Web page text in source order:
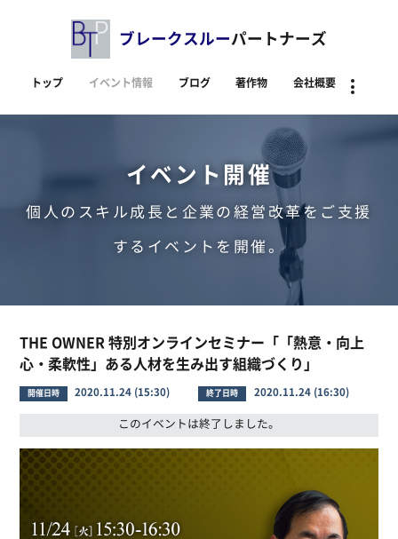
ブレークスルーパートナーズ
トップ イベント情報 ブログ 著作物 会社概要
イベント開催
個人のスキル成長と企業の経営改革をご支援
するイベントを開催。
THE OWNER 特別オンラインセミナー「「熱意・向上
心・柔軟性」ある人材を生み出す組織づくり」
開催日時 2020.11.24 (15:30) 終了日時 2020.11.24 (16:30)
このイベントは終了しました。